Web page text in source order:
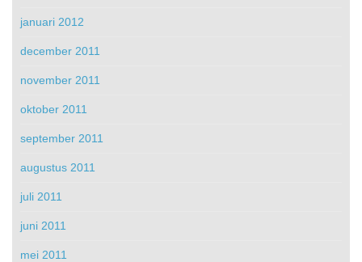
januari 2012
december 2011
november 2011
oktober 2011
september 2011
augustus 2011
juli 2011
juni 2011
mei 2011